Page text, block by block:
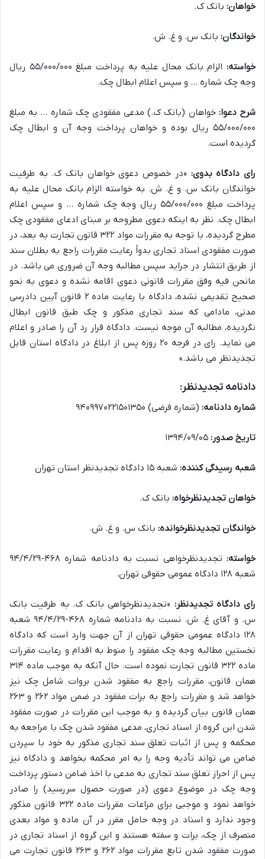
خواهان: بانک ک.
خواندگان: بانک س. و غ. ش.
خواسته:
الزام بانک محال علیه به پرداخت مبلغ ۵۵/۰۰۰/۰۰۰ ریال
وجه چک شماره … و سپس اعلام ابطال چک.
شرح دعوا: خواهان (بانک ک.) مدعی مفقودی چک شماره … به مبلغ
۵۵/۰۰۰/۰۰۰ ریال بوده و خواهان پرداخت وجه آن و ابطال چک
گردیده است.
رای دادگاه بدوی: «در خصوص دعوی خواهان بانک ک. به طرفیت
خواندگان بانک س. و غ. ش. به خواسته الزام بانک محال علیه به
پرداخت مبلغ ۵۵/۰۰۰/۰۰۰ ریال وجه چک شماره … و سپس اعلام
ابطال چک. نظر به اینکه دعوی مطروحه بر مبنای ادعای مفقودی چک
مطرح گردیده، با توجه به مقررات مواد ۳۲۲ قانون تجارت به بعد، در
صورت مفقودی اسناد تجاری بدواً رعایت مقررات راجع به بطلان سند
از طریق انتشار در جراید سپس مطالبه وجه آن ضروری می باشد. در
مانحن فیه وفق مقررات قانونی دعوی اقامه نشده و دعوی به نحو
صحیح تقدیمی نشده، دادگاه با رعایت ماده ۲ قانون آیین دادرسی
مدنی، مادامی که سند تجاری مذکور و چک طبق قانون ابطال
نگردیده، مطالبه آن موجه نیست. دادگاه قرار رد آن را صادر و اعلام
می نماید. رای در فرجه ۲۰ روزه پس از ابلاغ در دادگاه استان قابل
تجدیدنظر می باشد.»
دادنامه تجدیدنظر:
شماره دادنامه: (شماره فرضی) ۹۴۰۹۹۷۰۲۲۱۵۰۱۳۵۰
تاریخ صدور:
شعبه رسیدگی کننده: شعبه ۱۵ دادگاه تجدیدنظر استان تهران
خواهان تجدیدنظرخواه: بانک ک.
خواندگان تجدیدنظرخوانده: بانک س. و غ. ش.
خواسته:
تجدیدنظرخواهی نسبت به دادنامه شماره ۴۶۸-۹۴/۴/۲۹
شعبه ۱۲۸ دادگاه عمومی حقوقی تهران.
رای دادگاه تجدیدنظر: «تجدیدنظرخواهی بانک ک. به طرفیت بانک
س. و آقای غ. ش. نسبت به دادنامه شماره ۴۶۸-۹۴/۴/۲۹ شعبه
۱۲۸ دادگاه عمومی حقوقی تهران از آن جهت وارد است که دادگاه
نخستین مطالبه وجه چک مفقود را منوط به اقدام و رعایت مقررات
ماده ۳۲۲ قانون تجارت نموده است. حال آنکه به موجب ماده ۳۱۴
همان قانون، مقررات راجع به مفقود شدن بروات شامل چک نیز
خواهد شد و مقررات راجع به برات مفقود در ضمن مواد ۲۶۲ و ۲۶۳
همان قانون بیان گردیده و به موجب این مقررات در صورت مفقود
شدن این گروه از اسناد تجاری، مدعی مفقود شدن چک با مراجعه به
محکمه و پس از اثبات تعلق سند تجاری مذکور به خود با سپردن
ضامن می تواند تأدیه وجه را به امر محکمه بخواهد و دادگاه نیز
پس از احراز تعلق سند تجاری به مدعی با اخذ ضامن دستور پرداخت
وجه چک در موضوع دعوی (در صورت حصول سررسید) را صادر
خواهد نمود و موجبی برای مراعات مقررات ماده ۳۲۲ قانون مذکور
وجود ندارد و اسناد در وجه حامل مقرر در آن ماده و مواد بعدی
منصرف از چک، برات و سفته هستند و این گروه از اسناد تجاری در
صورت مفقود شدن تابع مقررات مواد ۲۶۲ و ۲۶۳ قانون تجارت می